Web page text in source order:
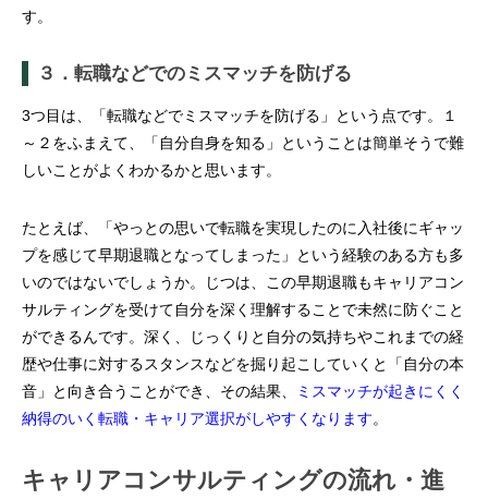
す。
３．転職などでのミスマッチを防げる
3つ目は、「転職などでミスマッチを防げる」という点です。１
～２をふまえて、「自分自身を知る」ということは簡単そうで難
しいことがよくわかるかと思います。
たとえば、「やっとの思いで転職を実現したのに入社後にギャッ
プを感じて早期退職となってしまった」という経験のある方も多
いのではないでしょうか。じつは、この早期退職もキャリアコン
サルティングを受けて自分を深く理解することで未然に防ぐこと
ができるんです。深く、じっくりと自分の気持ちやこれまでの経
歴や仕事に対するスタンスなどを掘り起こしていくと「自分の本
音」と向き合うことができ、その結果、
ミスマッチが起きにくく
納得のいく転職・キャリア選択がしやすくなります。
キャリアコンサルティングの流れ・進